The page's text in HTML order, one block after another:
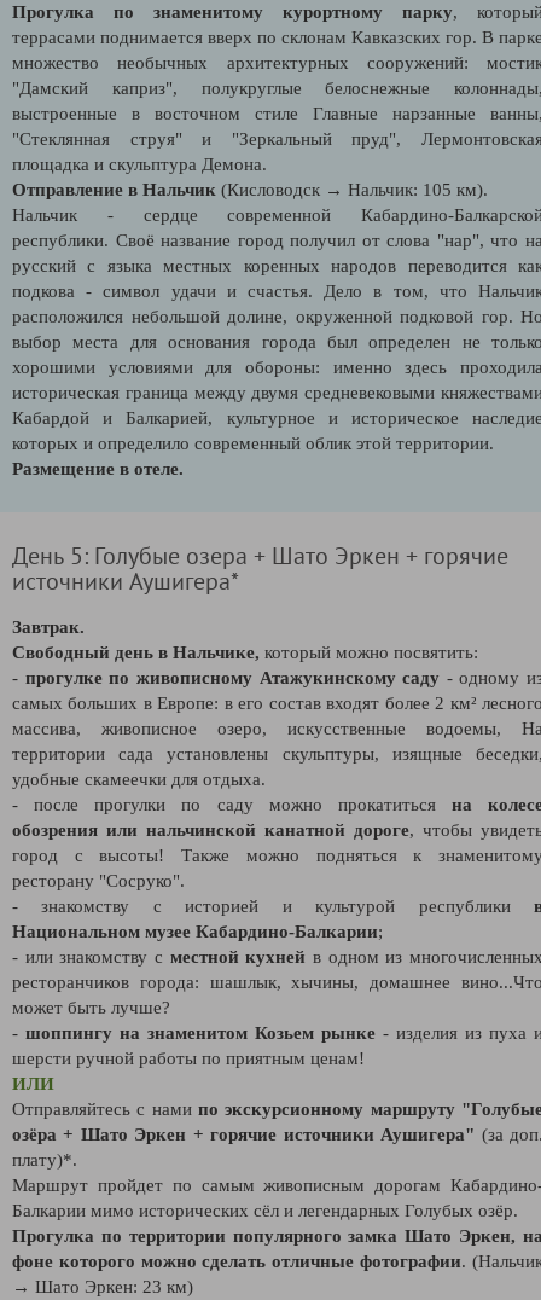
Прогулка по знаменитому курортному парку,
террасами поднимается вверх по склонам Кавказских гор. В
множество необычных архитектурных сооружений:
"Дамский каприз", полукруглые белоснежные
выстроенные в восточном стиле Главные нарзанные
"Стеклянная струя" и "Зеркальный пруд",
площадка и скульптура Демона.
Отправление в Нальчик (Кисловодск → Нальчик: 105 км).
Нальчик - сердце современной Кабардино-
республики. Своё название город получил от слова "нар", что
русский с языка местных коренных народов переводится
подкова - символ удачи и счастья. Дело в том, что
расположился небольшой долине, окруженной подковой гор.
выбор места для основания города был определен не
хорошими условиями для обороны: именно здесь
историческая граница между двумя средневековыми
Кабардой и Балкарией, культурное и историческое
которых и определило современный облик этой территории.
Размещение в отеле.
День 5: Голубые озера + Шато Эркен + горячие
источники Аушигера*
Завтрак.
Свободный день в Нальчике, который можно посвятить:
- прогулке по живописному Атажукинскому саду - одному
самых больших в Европе: в его состав входят более 2 км²
массива, живописное озеро, искусственные водоемы,
территории сада установлены скульптуры, изящные
удобные скамеечки для отдыха.
- после прогулки по саду можно прокатиться на
обозрения или нальчинской канатной дороге, чтобы
город с высоты! Также можно подняться к
ресторану "Сосруко".
- знакомству с историей и культурой республики
Национальном музее Кабардино-Балкарии;
- или знакомству с местной кухней в одном из
ресторанчиков города: шашлык, хычины, домашнее
может быть лучше?
- шоппингу на знаменитом Козьем рынке - изделия из пуха
шерсти ручной работы по приятным ценам!
ИЛИ
Отправляйтесь с намипо экскурсионному маршруту
озёра + Шато Эркен + горячие источники Аушигера" (за
плату)*.
Маршрут пройдет по самым живописным дорогам
Балкарии мимо исторических сёл и легендарных Голубых озёр.
Прогулка по территории популярного замка Шато Эркен,
фоне которого можно сделать отличные фотографии.
→ Шато Эркен: 23 км)